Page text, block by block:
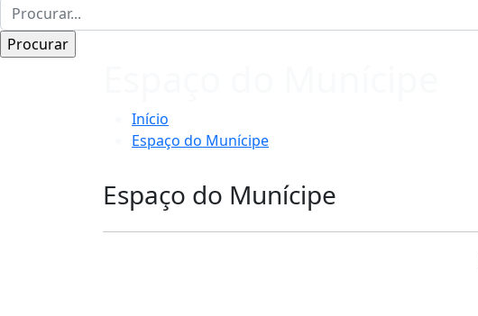
Início
Espaço do Munícipe
Espaço do Munícipe